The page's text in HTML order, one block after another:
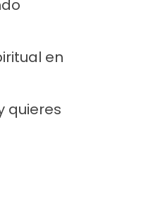
en
quieres